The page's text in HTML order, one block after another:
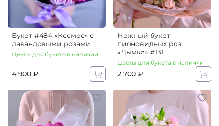
Букет #484 «‎Космос» с
лавандовыми розами
Цветы для букета в наличии
4 900 ₽
Нежный букет
пионовидных роз
«Дымка» #131
Цветы для букета в наличии
2 700 ₽